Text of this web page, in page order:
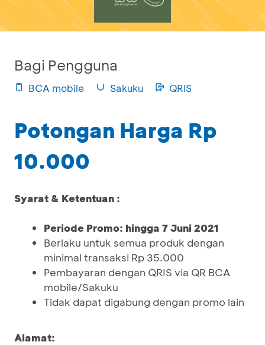
Bagi Pengguna
BCA mobile Sakuku QRIS
Potongan Harga Rp
10.000
Syarat & Ketentuan :
Periode Promo: hingga 7 Juni 2021
Berlaku untuk semua produk dengan
minimal transaksi Rp 35.000
Pembayaran dengan QRIS via QR BCA
mobile/Sakuku
Tidak dapat digabung dengan promo lain
Alamat: